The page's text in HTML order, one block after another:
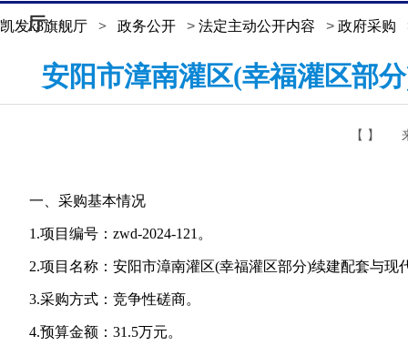
厅
凯发k8旗舰厅 > 政务公开 > 法定主动公开内容 > 政府采购
安阳市漳南灌区(幸福灌区部
【 】
一、采购基本情况
1.项目编号：zwd-2024-121。
2.项目名称：安阳市漳南灌区(幸福灌区部分)续建配套与现
3.采购方式：竞争性磋商。
4.预算金额：31.5万元。